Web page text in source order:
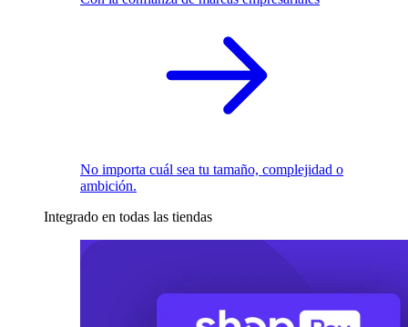
No importa cuál sea tu tamaño, complejidad o
ambición.
Integrado en todas las tiendas